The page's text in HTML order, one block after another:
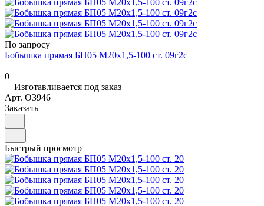
По запросу
Бобышка прямая БП05 М20х1,5-100 ст. 09г2с
0
Изготавливается под заказ
Арт. O3946
Заказать
Быстрый просмотр